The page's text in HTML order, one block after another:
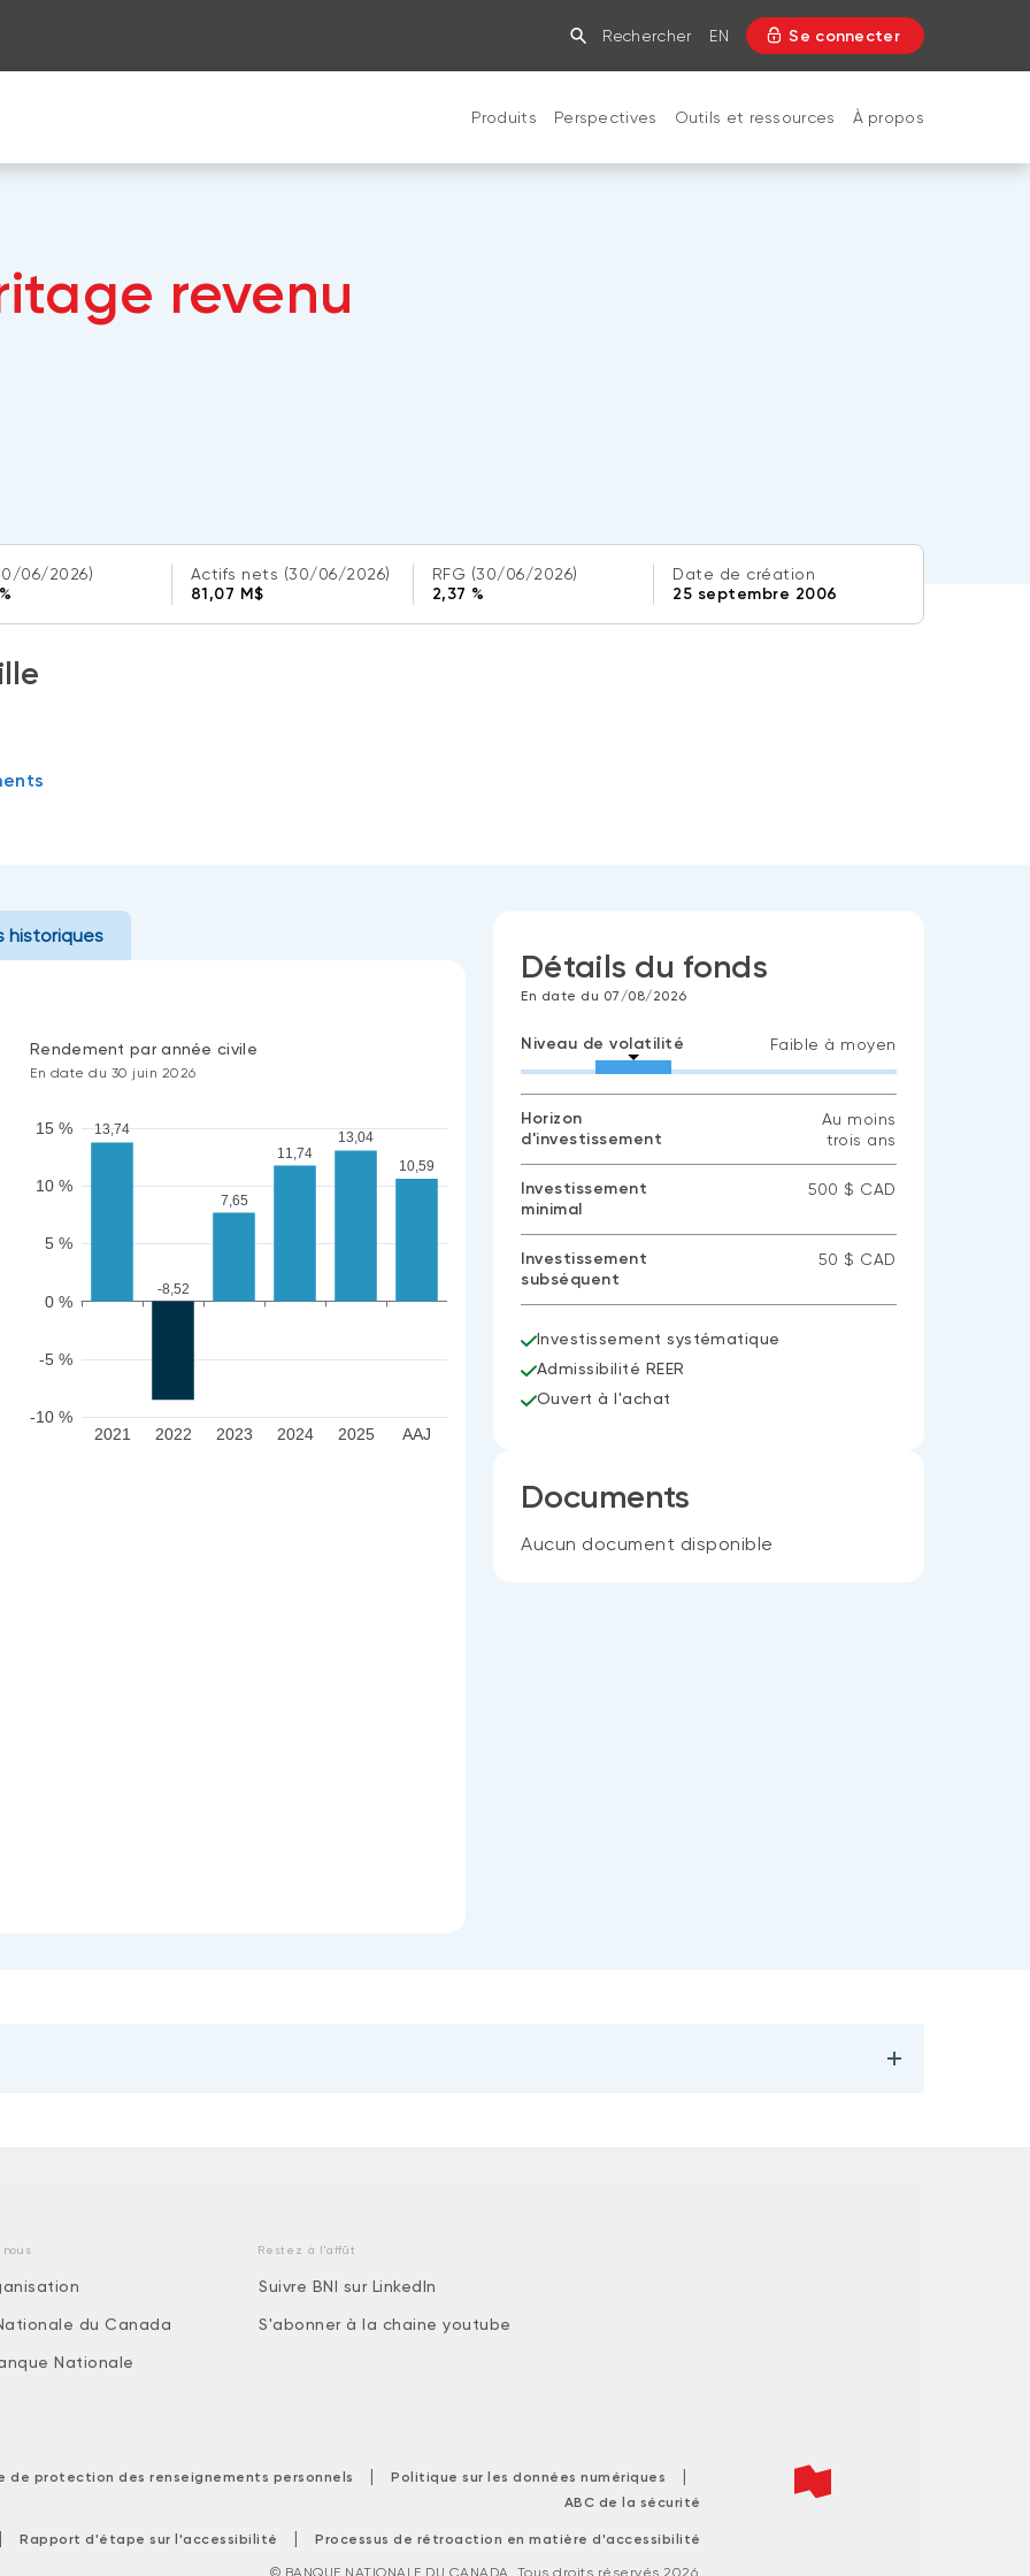
Rechercher EN Se connecter
Produits Perspectives Outils et ressources À propos
revenu
06/2026) Actifs nets (30/06/2026)
81,07 M$
RFG (30/06/2026)
2,37 %
Date de création
25 septembre 2006
historiques
Rendement par année civile
En date du 30 juin 2026
-10 %
-5 %
0 %
5 %
10 %
15 %
2021 2022 2023 2024 2025 AAJ
13,74
-8,52
7,65
11,74
13,04
10,59
Détails du fonds
En date du 07/08/2026
Niveau de volatilité Faible à moyen
Horizon
d'investissement
Au moins
trois ans
Investissement
minimal
500 $ CAD
Investissement
subséquent
50 $ CAD
Investissement systématique
Admissibilité REER
Ouvert à l'achat
Documents
Aucun document disponible
du Canada
Nationale
Restez à l'affût
Suivre BNI sur LinkedIn
S'abonner à la chaine youtube
de protection des renseignements personnels | Politique sur les données numériques |
ABC de la sécurité
Rapport d'étape sur l'accessibilité | Processus de rétroaction en matière d'accessibilité
© BANQUE NATIONALE DU CANADA. Tous droits réservés 2026.